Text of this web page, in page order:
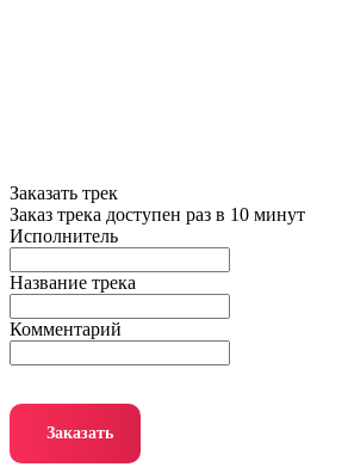
Заказать трек
Заказ трека доступен раз в 10 минут
Исполнитель
Название трека
Комментарий
Заказать